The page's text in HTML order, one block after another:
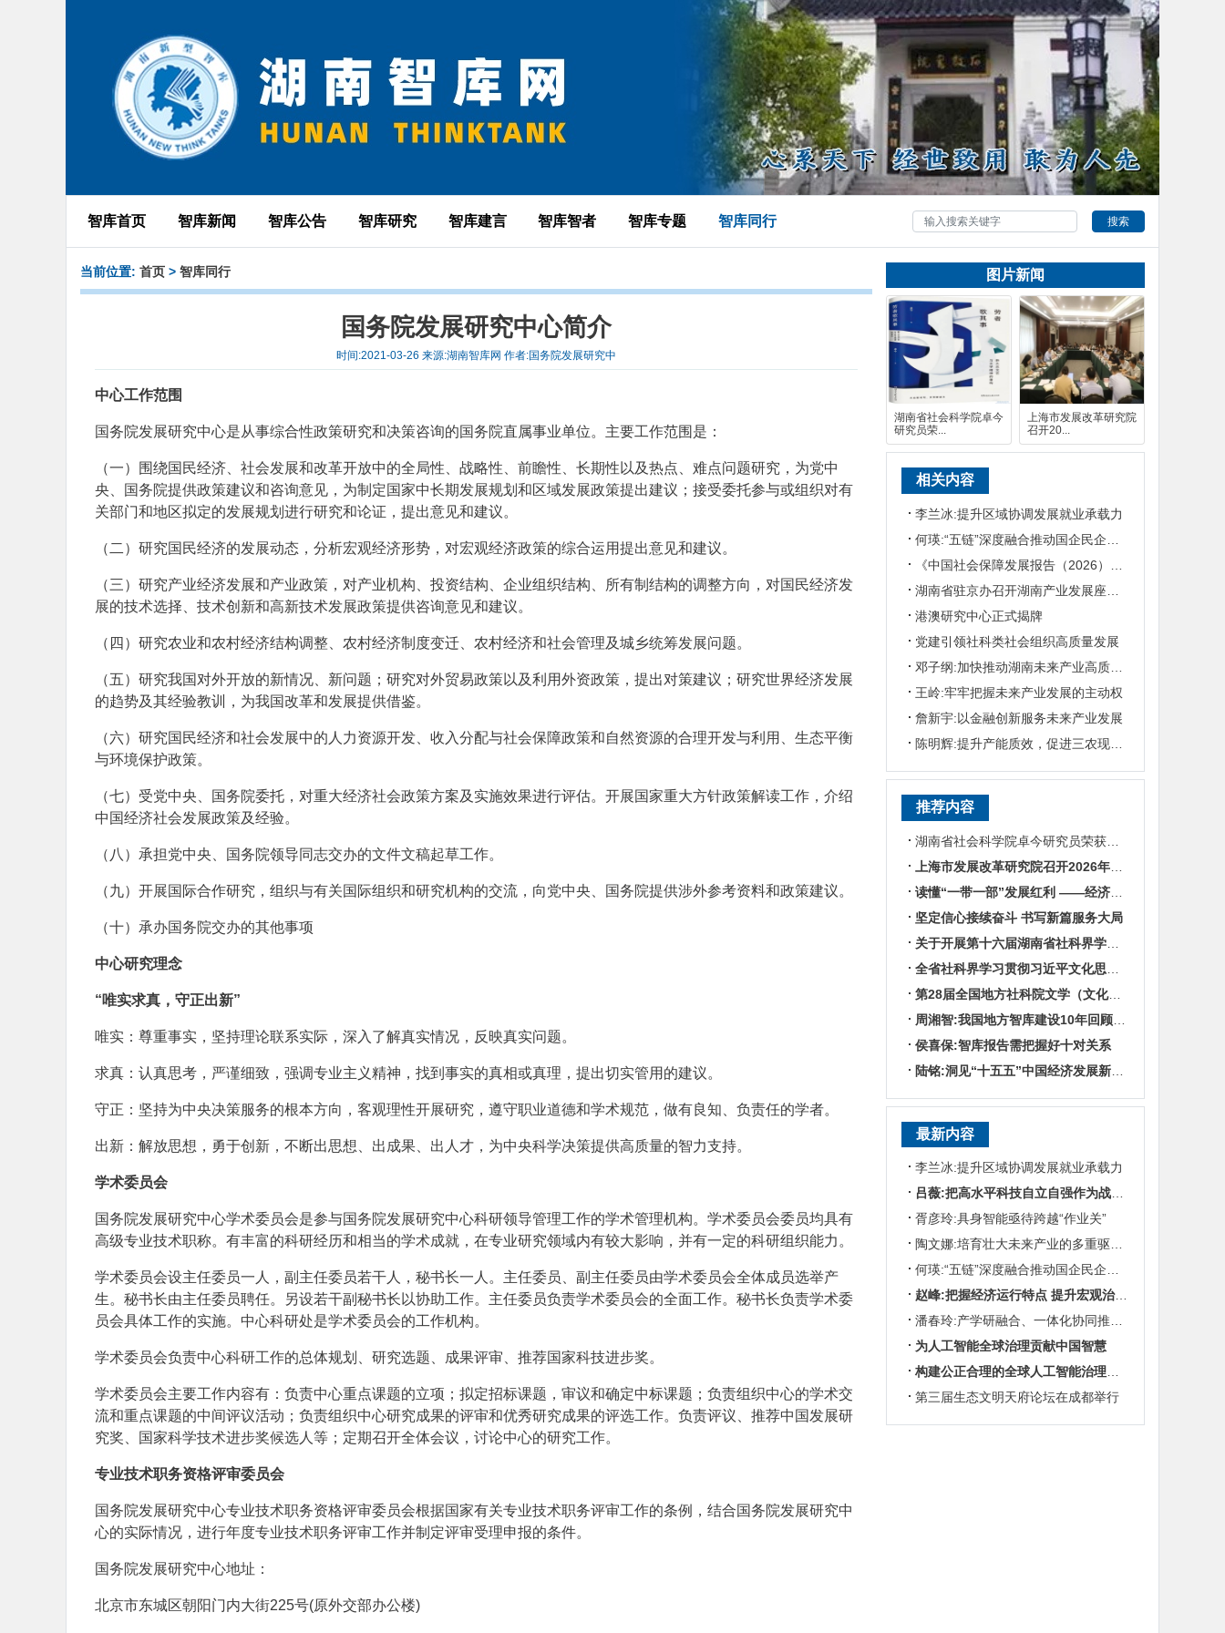
智库首页 智库新闻 智库公告 智库研究 智库建言 智库智者 智库专题 智库同行 搜索
当前位置: 首页 > 智库同行
国务院发展研究中心简介
时间:2021-03-26 来源:湖南智库网 作者:国务院发展研究中
中心工作范围
国务院发展研究中心是从事综合性政策研究和决策咨询的国务院直属事业单位。主要工作范围是：
（一）围绕国民经济、社会发展和改革开放中的全局性、战略性、前瞻性、长期性以及热点、难点问题研究，为党中
央、国务院提供政策建议和咨询意见，为制定国家中长期发展规划和区域发展政策提出建议；接受委托参与或组织对有
关部门和地区拟定的发展规划进行研究和论证，提出意见和建议。
（二）研究国民经济的发展动态，分析宏观经济形势，对宏观经济政策的综合运用提出意见和建议。
（三）研究产业经济发展和产业政策，对产业机构、投资结构、企业组织结构、所有制结构的调整方向，对国民经济发
展的技术选择、技术创新和高新技术发展政策提供咨询意见和建议。
（四）研究农业和农村经济结构调整、农村经济制度变迁、农村经济和社会管理及城乡统筹发展问题。
（五）研究我国对外开放的新情况、新问题；研究对外贸易政策以及利用外资政策，提出对策建议；研究世界经济发展
的趋势及其经验教训，为我国改革和发展提供借鉴。
（六）研究国民经济和社会发展中的人力资源开发、收入分配与社会保障政策和自然资源的合理开发与利用、生态平衡
与环境保护政策。
（七）受党中央、国务院委托，对重大经济社会政策方案及实施效果进行评估。开展国家重大方针政策解读工作，介绍
中国经济社会发展政策及经验。
（八）承担党中央、国务院领导同志交办的文件文稿起草工作。
（九）开展国际合作研究，组织与有关国际组织和研究机构的交流，向党中央、国务院提供涉外参考资料和政策建议。
（十）承办国务院交办的其他事项
中心研究理念
“唯实求真，守正出新”
唯实：尊重事实，坚持理论联系实际，深入了解真实情况，反映真实问题。
求真：认真思考，严谨细致，强调专业主义精神，找到事实的真相或真理，提出切实管用的建议。
守正：坚持为中央决策服务的根本方向，客观理性开展研究，遵守职业道德和学术规范，做有良知、负责任的学者。
出新：解放思想，勇于创新，不断出思想、出成果、出人才，为中央科学决策提供高质量的智力支持。
学术委员会
国务院发展研究中心学术委员会是参与国务院发展研究中心科研领导管理工作的学术管理机构。学术委员会委员均具有
高级专业技术职称。有丰富的科研经历和相当的学术成就，在专业研究领域内有较大影响，并有一定的科研组织能力。
学术委员会设主任委员一人，副主任委员若干人，秘书长一人。主任委员、副主任委员由学术委员会全体成员选举产
生。秘书长由主任委员聘任。另设若干副秘书长以协助工作。主任委员负责学术委员会的全面工作。秘书长负责学术委
员会具体工作的实施。中心科研处是学术委员会的工作机构。
学术委员会负责中心科研工作的总体规划、研究选题、成果评审、推荐国家科技进步奖。
学术委员会主要工作内容有：负责中心重点课题的立项；拟定招标课题，审议和确定中标课题；负责组织中心的学术交
流和重点课题的中间评议活动；负责组织中心研究成果的评审和优秀研究成果的评选工作。负责评议、推荐中国发展研
究奖、国家科学技术进步奖候选人等；定期召开全体会议，讨论中心的研究工作。
专业技术职务资格评审委员会
国务院发展研究中心专业技术职务资格评审委员会根据国家有关专业技术职务评审工作的条例，结合国务院发展研究中
心的实际情况，进行年度专业技术职务评审工作并制定评审受理申报的条件。
国务院发展研究中心地址：
北京市东城区朝阳门内大街225号(原外交部办公楼)
图片新闻
湖南省社会科学院卓今
研究员荣...
上海市发展改革研究院
召开20...
相关内容
李兰冰:提升区域协调发展就业承载力
港澳研究中心正式揭牌
党建引领社科类社会组织高质量发展
邓子纲:加快推动湖南未来产业高质量发展
王岭:牢牢把握未来产业发展的主动权
詹新宇:以金融创新服务未来产业发展
陈明辉:提升产能质效，促进三农现代化发展
推荐内容
湖南省社会科学院卓今研究员荣获第九届鲁迅文学奖
上海市发展改革研究院召开2026年半年度工作会议
读懂“一带一部”发展红利 ——经济学专家谈湖南区位优势
坚定信心接续奋斗 书写新篇服务大局
关于开展第十六届湖南省社科界学术年会征文活动的通知
第28届全国地方社科院文学（文化）所所长联席会暨“数智时代地方文化IP建设”学术研讨
周湘智:我国地方智库建设10年回顾与展望
侯喜保:智库报告需把握好十对关系
陆铭:洞见“十五五”中国经济发展新趋势——对话上海交通大学中国发展研究院执行院长陆铭
最新内容
李兰冰:提升区域协调发展就业承载力
吕薇:把高水平科技自立自强作为战略支撑
胥彦玲:具身智能亟待跨越“作业关”
陶文娜:培育壮大未来产业的多重驱动机制
何瑛:“五链”深度融合推动国企民企协同发展
赵峰:把握经济运行特点 提升宏观治理效能
潘春玲:产学研融合、一体化协同推动农业科技创新
为人工智能全球治理贡献中国智慧
构建公正合理的全球人工智能治理体系
第三届生态文明天府论坛在成都举行